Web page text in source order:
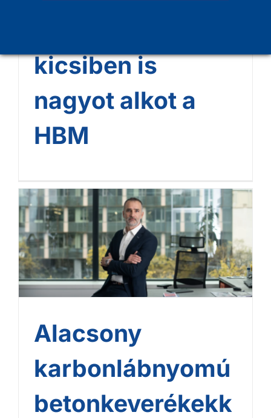
kicsiben is
nagyot alkot a
HBM
Alacsony karbonlábnyomú
betonkeverékekkel és
géppark-korszerűsítéssel
zöldít a HBM
Alacsony
karbonlábnyomú
betonkeverékekk